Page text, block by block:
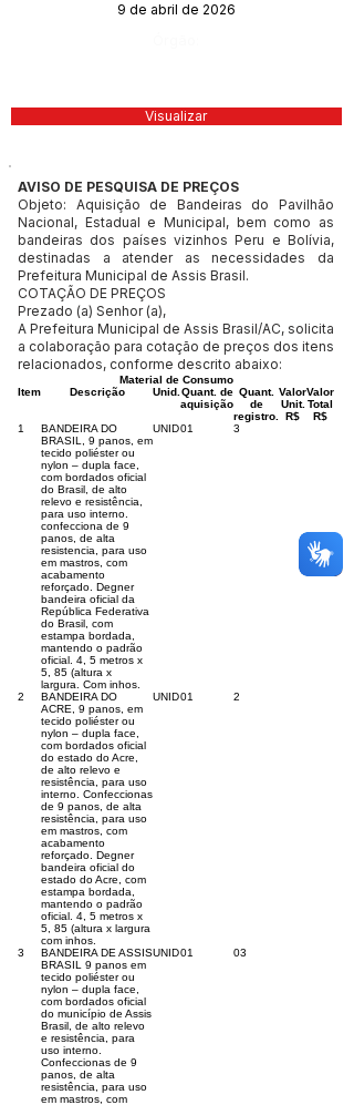
9 de abril de 2026
Visualizar
AVISO DE PESQUISA DE PREÇOS
Objeto: Aquisição de Bandeiras do Pavilhão
Nacional, Estadual e Municipal, bem como as
bandeiras dos países vizinhos Peru e Bolívia,
destinadas a atender as necessidades da
Prefeitura Municipal de Assis Brasil.
COTAÇÃO DE PREÇOS
Prezado (a) Senhor (a),
A Prefeitura Municipal de Assis Brasil/AC, solicita
a colaboração para cotação de preços dos itens
relacionados, conforme descrito abaixo:
Material de Consumo
Item
Descrição Unid. Quant. de
aquisição
Quant.
de
registro.
Valor
Unit.
R$
Valor
Total
R$
1
BANDEIRA DO
BRASIL, 9 panos, em
tecido poliéster ou
nylon – dupla face,
com bordados oficial
do Brasil, de alto
relevo e resistência,
para uso interno.
confecciona de 9
panos, de alta
resistencia, para uso
em mastros, com
acabamento
reforçado. Degner
bandeira oficial da
República Federativa
do Brasil, com
estampa bordada,
mantendo o padrão
oficial. 4, 5 metros x
5, 85 (altura x
largura. Com inhos.
UNID01 3
2
BANDEIRA DO
ACRE, 9 panos, em
tecido poliéster ou
nylon – dupla face,
com bordados oficial
do estado do Acre,
de alto relevo e
resistência, para uso
interno. Confeccionas
de 9 panos, de alta
resistência, para uso
em mastros, com
acabamento
reforçado. Degner
bandeira oficial do
estado do Acre, com
estampa bordada,
mantendo o padrão
oficial. 4, 5 metros x
5, 85 (altura x largura
com inhos.
UNID01 2
3
BANDEIRA DE ASSIS
BRASIL 9 panos em
tecido poliéster ou
nylon – dupla face,
com bordados oficial
do município de Assis
Brasil, de alto relevo
e resistência, para
uso interno.
Confeccionas de 9
panos, de alta
resistência, para uso
em mastros, com
UNID01 03